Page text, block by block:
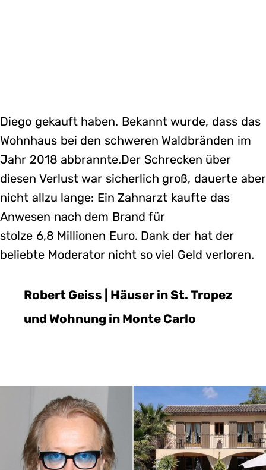
Diego gekauft haben. Bekannt wurde, dass das
Wohnhaus bei den schweren Waldbränden im
Jahr 2018 abbrannte.Der Schrecken über
diesen Verlust war sicherlich groß, dauerte aber
nicht allzu lange: Ein Zahnarzt kaufte das
Anwesen nach dem Brand für
stolze 6,8 Millionen Euro. Dank der hat der
beliebte Moderator nicht so viel Geld verloren.
Robert Geiss | Häuser in St. Tropez
und Wohnung in Monte Carlo